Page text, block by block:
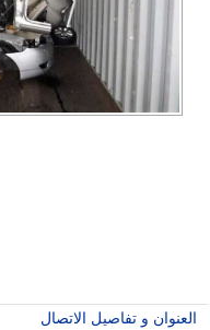
العنوان و تفاصيل الاتصال